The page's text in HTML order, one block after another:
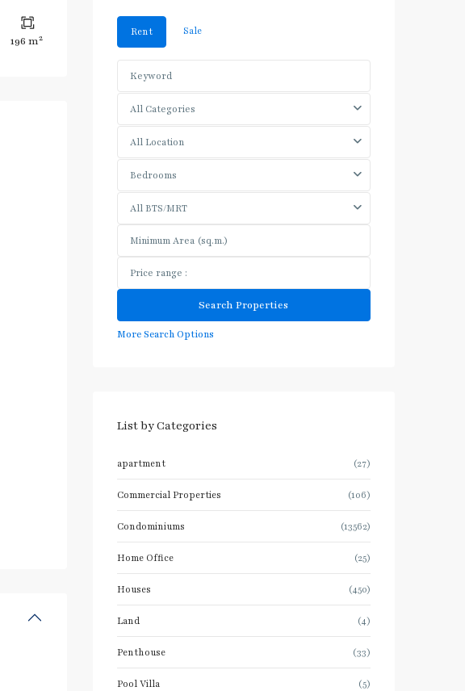
196 m2 Rent Sale
All Categories
All Location
Bedrooms
All BTS/MRT
More Search Options
List by Categories
apartment (27)
Commercial Properties (106)
Condominiums (13562)
Home Office (25)
Houses (450)
Land (4)
Penthouse (33)
Pool Villa (5)